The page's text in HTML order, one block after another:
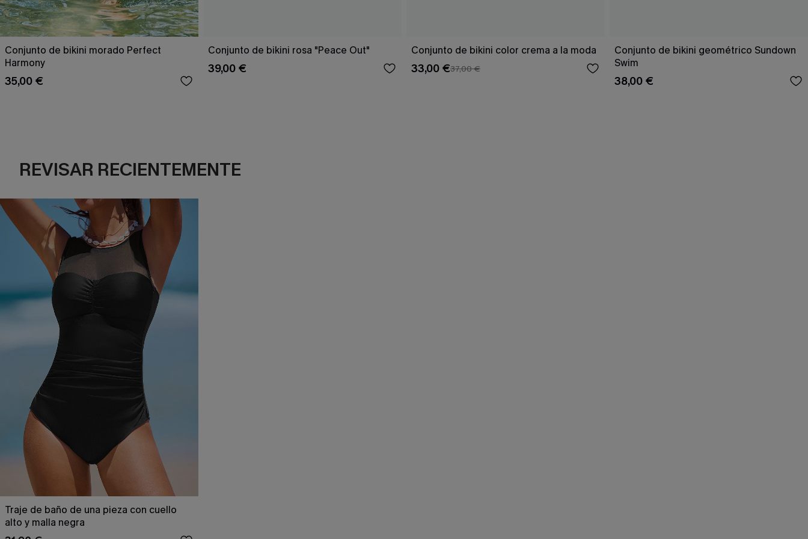
Conjunto de bikini morado Perfect
Harmony
35,00 €
Conjunto de bikini rosa "Peace Out"
39,00 €
Conjunto de bikini color crema a la moda
33,00 €37,00 €
Conjunto de bikini geométrico Sundown
Swim
38,00 €
REVISAR RECIENTEMENTE
Traje de baño de una pieza con cuello
alto y malla negra